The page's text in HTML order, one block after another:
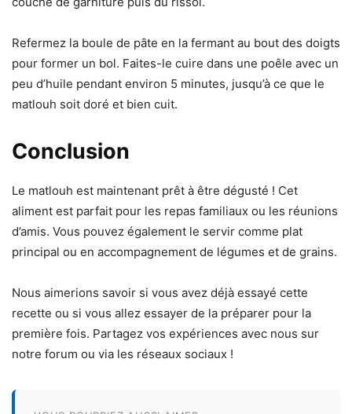
Refermez la boule de pâte en la fermant au bout des doigts
pour former un bol. Faites-le cuire dans une poêle avec un
peu d’huile pendant environ 5 minutes, jusqu’à ce que le
matlouh soit doré et bien cuit.
Conclusion
Le matlouh est maintenant prêt à être dégusté ! Cet
aliment est parfait pour les repas familiaux ou les réunions
d’amis. Vous pouvez également le servir comme plat
principal ou en accompagnement de légumes et de grains.
Nous aimerions savoir si vous avez déjà essayé cette
recette ou si vous allez essayer de la préparer pour la
première fois. Partagez vos expériences avec nous sur
notre forum ou via les réseaux sociaux !